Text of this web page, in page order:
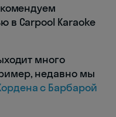
в Carpool Karaoke
много
недавно мы
с Барбарой